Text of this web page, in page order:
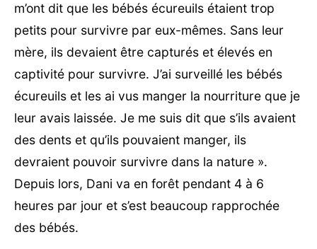
m’ont dit que les bébés écureuils étaient trop
petits pour survivre par eux-mêmes. Sans leur
mère, ils devaient être capturés et élevés en
captivité pour survivre. J’ai surveillé les bébés
écureuils et les ai vus manger la nourriture que je
leur avais laissée. Je me suis dit que s’ils avaient
des dents et qu’ils pouvaient manger, ils
devraient pouvoir survivre dans la nature ».
Depuis lors, Dani va en forêt pendant 4 à 6
heures par jour et s’est beaucoup rapprochée
des bébés.